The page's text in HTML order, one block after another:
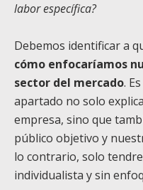
labor específica?
Debemos identificar a
cómo enfocaríamos
sector del mercado.
apartado no solo
empresa, sino que
público objetivo y
lo contrario, solo
individualista y sin